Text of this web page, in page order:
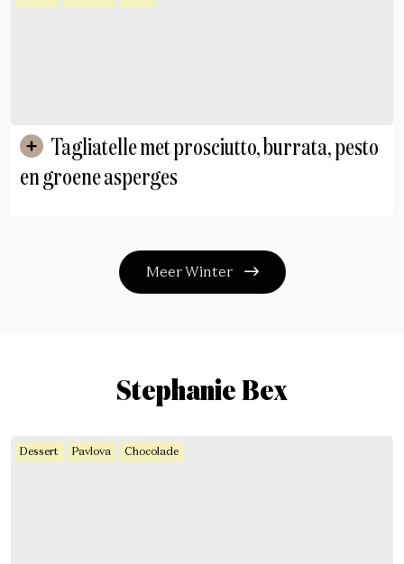
en groene asperges
Meer Winter
Stephanie Bex
Dessert Pavlova Chocolade